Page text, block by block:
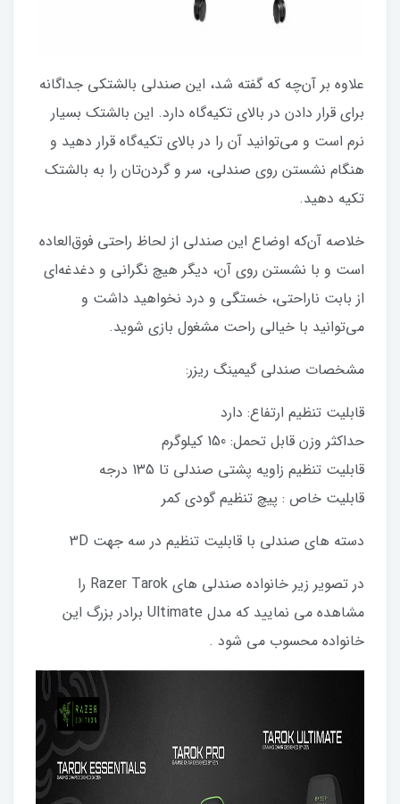
علاوه بر آن‌چه که گفته شد، این صندلی بالشتکی جداگانه
برای قرار دادن در بالای تکیه‌گاه دارد. این بالشتک بسیار
نرم است و می‌توانید آن را در بالای تکیه‌گاه قرار دهید و
هنگام نشستن روی صندلی، سر و گردن‌تان را به بالشتک
تکیه دهید.
خلاصه آن‌که اوضاع این صندلی از لحاظ راحتی فوق‌العاده
است و با نشستن روی آن، دیگر هیچ نگرانی و دغدغه‌ای
از بابت ناراحتی، خستگی و درد نخواهید داشت و
می‌توانید با خیالی راحت مشغول بازی شوید.
مشخصات صندلی گیمینگ ریزر:
قابلیت تنظیم ارتفاع: دارد
حداکثر وزن قابل تحمل: 150 کیلوگرم
قابلیت تنظیم زاویه پشتی صندلی تا 135 درجه
قابلیت خاص : پیچ تنظیم گودی کمر
دسته های صندلی با قابلیت تنظیم در سه جهت 3D
در تصویر زیر خانواده صندلی های Razer Tarok را
مشاهده می نمایید که مدل Ultimate برادر بزرگ این
خانواده محسوب می شود .